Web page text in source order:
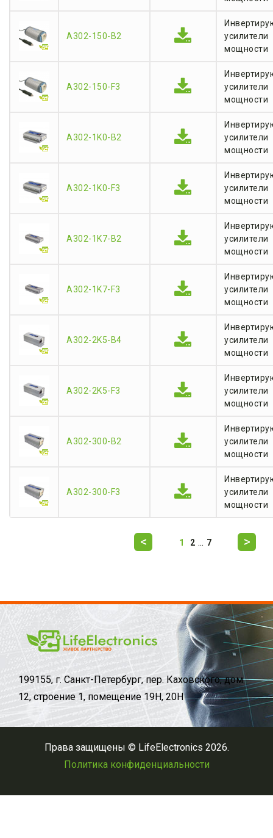
A302-150-B2
усилители
мощности
A302-150-F3
усилители
мощности
A302-1K0-B2
усилители
мощности
A302-1K0-F3
усилители
мощности
A302-1K7-B2
усилители
мощности
A302-1K7-F3
усилители
мощности
A302-2K5-B4
усилители
мощности
A302-2K5-F3
усилители
мощности
A302-300-B2
усилители
мощности
A302-300-F3
усилители
мощности
1 2 ... 7
199155, г. Санкт-Петербург, пер. Каховского, дом
12, строение 1, помещение 19Н, 20Н
Права защищены © LifeElectronics 2026.
Политика конфиденциальности